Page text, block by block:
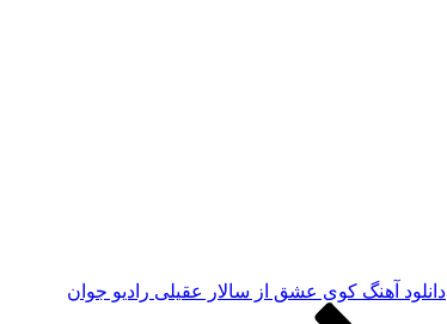
دانلود آهنگ کوی عشق از سالار عقیلی رادیو جوان